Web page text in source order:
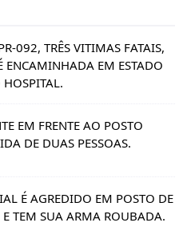
092, TRÊS VITIMAS FATAIS,
ENCAMINHADA EM ESTADO
HOSPITAL.
EM FRENTE AO POSTO
DE DUAS PESSOAS.
É AGREDIDO EM POSTO DE
TEM SUA ARMA ROUBADA.